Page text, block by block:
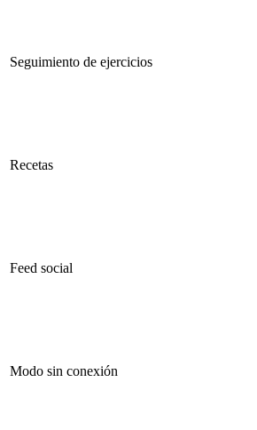
Seguimiento de ejercicios
Recetas
Feed social
Modo sin conexión